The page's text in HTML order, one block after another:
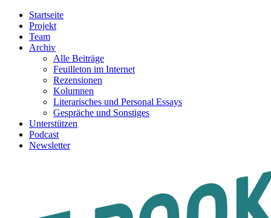
Startseite
Projekt
Team
Archiv
Alle Beiträge
Feuilleton im Internet
Rezensionen
Kolumnen
Literarisches und Personal Essays
Gespräche und Sonstiges
Unterstützen
Podcast
Newsletter